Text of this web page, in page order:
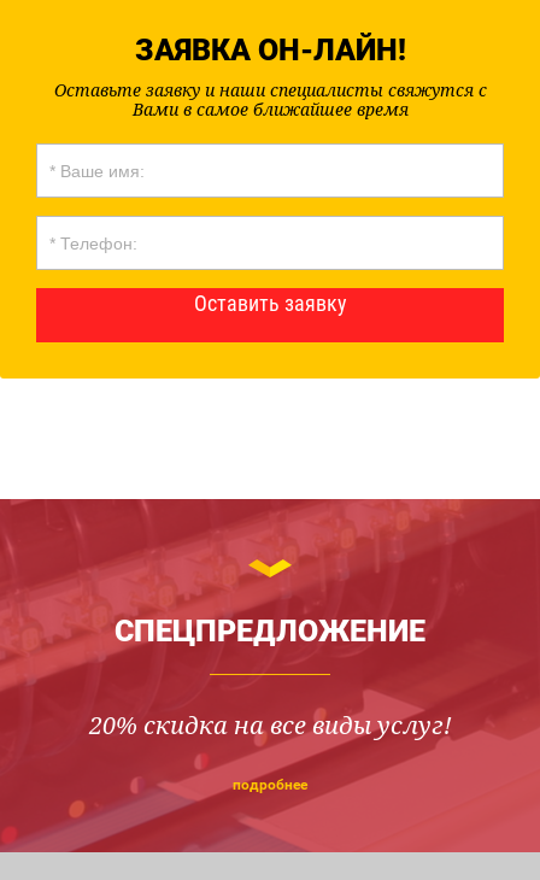
ЗАЯВКА ОН-ЛАЙН!
Оставьте заявку и наши специалисты свяжутся с
Вами в самое ближайшее время
Оставить заявку
СПЕЦПРЕДЛОЖЕНИЕ
20% скидка на все виды услуг!
подробнее